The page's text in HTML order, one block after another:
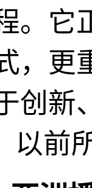
。它
，更
创新
以前